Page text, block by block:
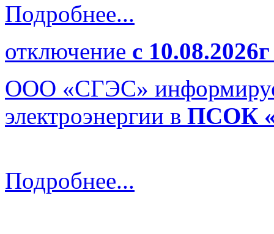
Подробнее...
отключение с
ООО «СГЭС»
электроэнергии в ПСОК
Подробнее...